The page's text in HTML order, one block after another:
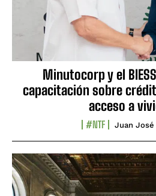
Minutocorp y el
capacitación sobre
acceso a
#NTF Juan José